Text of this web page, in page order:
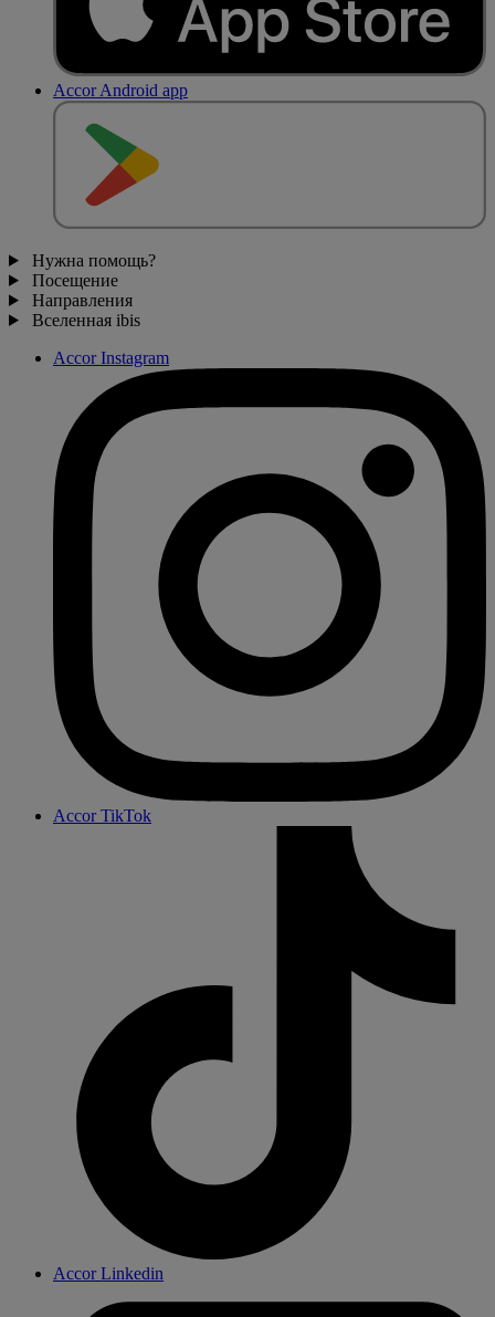
Accor Android app
Нужна помощь?
Посещение
Направления
Вселенная ibis
Accor Instagram
Accor TikTok
Accor Linkedin